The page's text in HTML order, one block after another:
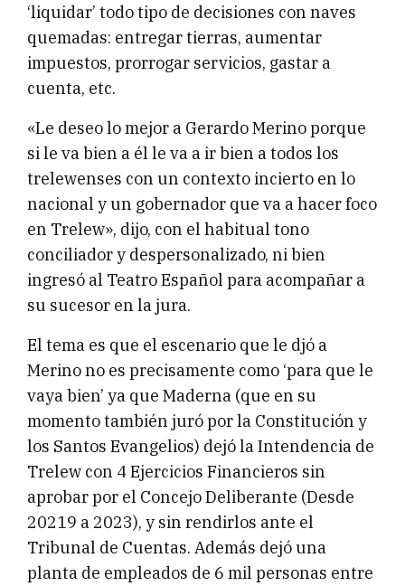
‘liquidar’ todo tipo de decisiones con naves
quemadas: entregar tierras, aumentar
impuestos, prorrogar servicios, gastar a
cuenta, etc.
«Le deseo lo mejor a Gerardo Merino porque
si le va bien a él le va a ir bien a todos los
trelewenses con un contexto incierto en lo
nacional y un gobernador que va a hacer foco
en Trelew», dijo, con el habitual tono
conciliador y despersonalizado, ni bien
ingresó al Teatro Español para acompañar a
su sucesor en la jura.
El tema es que el escenario que le djó a
Merino no es precisamente como ‘para que le
vaya bien’ ya que Maderna (que en su
momento también juró por la Constitución y
los Santos Evangelios) dejó la Intendencia de
Trelew con 4 Ejercicios Financieros sin
aprobar por el Concejo Deliberante (Desde
20219 a 2023), y sin rendirlos ante el
Tribunal de Cuentas. Además dejó una
planta de empleados de 6 mil personas entre